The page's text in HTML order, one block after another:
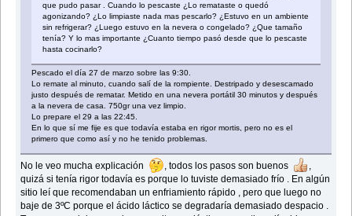
que pudo pasar . Cuando lo pescaste ¿Lo remataste o quedó
agonizando? ¿Lo limpiaste nada mas pescarlo? ¿Estuvo en un ambiente
sin refrigerar? ¿Luego estuvo en la nevera o congelado? ¿Que tamaño
tenía? Y lo mas importante ¿Cuanto tiempo pasó desde que lo pescaste
hasta cocinarlo?
Pescado el día 27 de marzo sobre las 9:30.
Lo remate al minuto, cuando salí de la rompiente. Destripado y desescamado
justo después de rematar. Metido en una nevera portátil 30 minutos y después
a la nevera de casa. 750gr una vez limpio.
Lo prepare el 29 a las 22:45.
En lo que sí me fije es que todavía estaba en rigor mortis, pero no es el
primero que como así y no he tenido problemas.
No le veo mucha explicación , todos los pasos son buenos
,
quizá si tenía rigor todavía es porque lo tuviste demasiado frío . En algún
sitio leí que recomendaban un enfriamiento rápido , pero que luego no
baje de 3ºC porque el ácido láctico se degradaría demasiado despacio .